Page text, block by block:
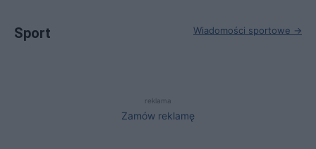
Sport Wiadomości sportowe →
reklama
Zamów reklamę